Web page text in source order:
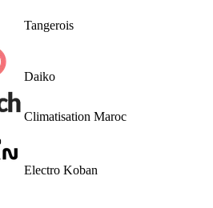
Tangerois
Daiko
Climatisation Maroc
Electro Koban